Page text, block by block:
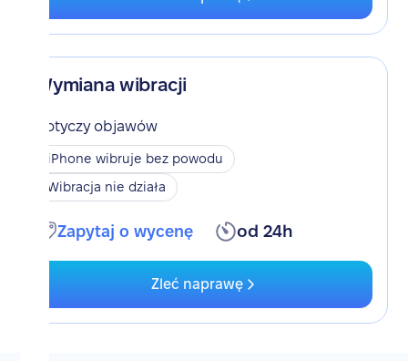
Wymiana wibracji
Dotyczy objawów
iPhone wibruje bez powodu
Wibracja nie działa
Zapytaj o wycenę od 24h
Zleć naprawę